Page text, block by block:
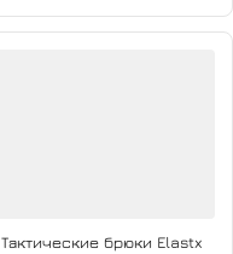
Тактические брюки Elastx